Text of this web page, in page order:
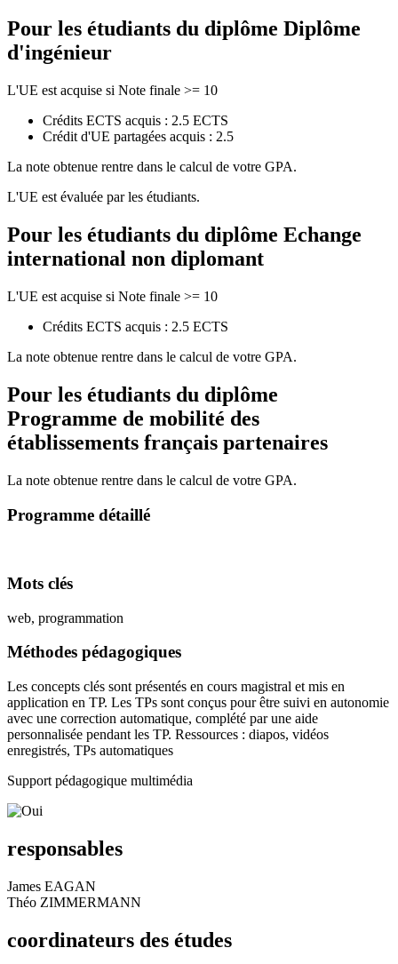
Pour les étudiants du diplôme Diplôme
d'ingénieur
L'UE est acquise si Note finale >= 10
Crédits ECTS acquis : 2.5 ECTS
Crédit d'UE partagées acquis : 2.5
La note obtenue rentre dans le calcul de votre GPA.
L'UE est évaluée par les étudiants.
Pour les étudiants du diplôme Echange
international non diplomant
L'UE est acquise si Note finale >= 10
Crédits ECTS acquis : 2.5 ECTS
La note obtenue rentre dans le calcul de votre GPA.
Pour les étudiants du diplôme
Programme de mobilité des
établissements français partenaires
La note obtenue rentre dans le calcul de votre GPA.
Programme détaillé
Mots clés
web, programmation
Méthodes pédagogiques
Les concepts clés sont présentés en cours magistral et mis en
application en TP. Les TPs sont conçus pour être suivi en autonomie
avec une correction automatique, complété par une aide
personnalisée pendant les TP. Ressources : diapos, vidéos
enregistrés, TPs automatiques
Support pédagogique multimédia
responsables
James EAGAN
Théo ZIMMERMANN
coordinateurs des études